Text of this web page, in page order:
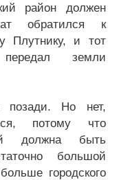
район должен
обратился к
Плутнику, и тот
земли
позади. Но нет,
потому что
должна быть
большой
городского